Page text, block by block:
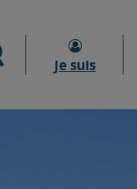
Moteur de
Je suis